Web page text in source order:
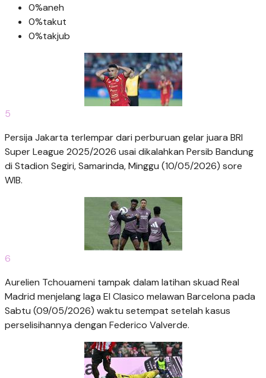
0%aneh
0%takut
0%takjub
5
Persija Jakarta terlempar dari perburuan gelar juara BRI
Super League 2025/2026 usai dikalahkan Persib Bandung
di Stadion Segiri, Samarinda, Minggu (10/05/2026) sore
WIB.
6
Aurelien Tchouameni tampak dalam latihan skuad Real
Madrid menjelang laga El Clasico melawan Barcelona pada
Sabtu (09/05/2026) waktu setempat setelah kasus
perselisihannya dengan Federico Valverde.